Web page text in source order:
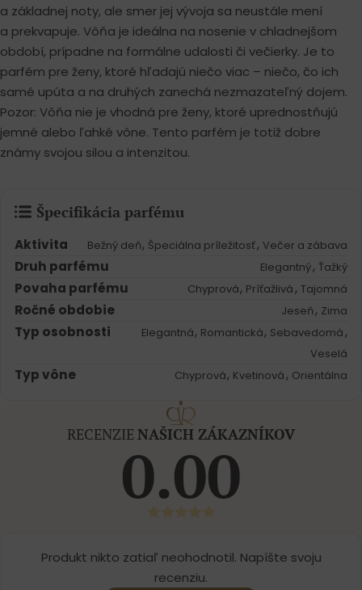
a základnej noty, ale smer jej vývoja sa neustále mení
a prekvapuje. Vôňa je ideálna na nosenie v chladnejšom
období, prípadne na formálne udalosti či večierky. Je to
parfém pre ženy, ktoré hľadajú niečo viac – niečo, čo ich
samé upúta a na druhých zanechá nezmazateľný dojem.
Pozor: Vôňa nie je vhodná pre ženy, ktoré uprednostňujú
jemné alebo ľahké vône. Tento parfém je totiž dobre
známy svojou silou a intenzitou.
Špecifikácia parfému
Aktivita Bežný deň, Špeciálna príležitosť, Večer a zábava
Druh parfému Elegantný, Ťažký
Povaha parfému Chyprová, Príťažlivá , Tajomná
Ročné obdobie Jeseň , Zima
Typ osobnosti Elegantná, Romantická, Sebavedomá ,
Veselá
Typ vône Chyprová, Kvetinová , Orientálna
RECENZIE NAŠICH ZÁKAZNÍKOV
0.00
Produkt nikto zatiaľ neohodnotil. Napíšte svoju
recenziu.